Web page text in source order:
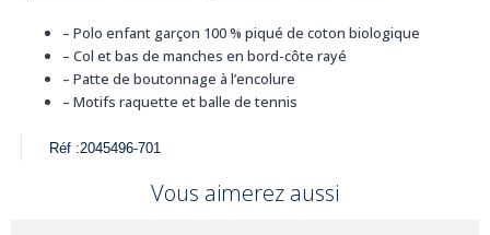
– Polo enfant garçon 100 % piqué de coton biologique
– Col et bas de manches en bord-côte rayé
– Patte de boutonnage à l’encolure
– Motifs raquette et balle de tennis
Réf :2045496-701
Vous aimerez aussi